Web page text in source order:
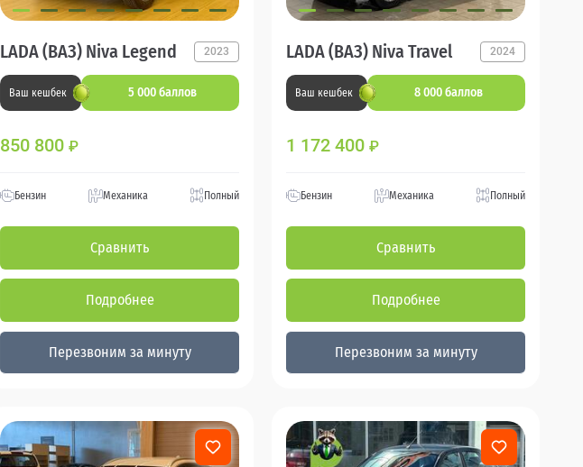
LADA (ВАЗ) Niva Legend 2023
Ваш кешбек 5 000 баллов
850 800 ₽
Бензин Механика Полный
Сравнить
Подробнее
Перезвоним за минуту
LADA (ВАЗ) Niva Travel 2024
Ваш кешбек 8 000 баллов
1 172 400 ₽
Бензин Механика Полный
Сравнить
Подробнее
Перезвоним за минуту